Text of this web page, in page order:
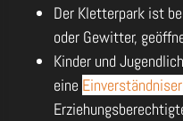
Der Kletterpark ist
oder Gewitter,
Kinder und
eine